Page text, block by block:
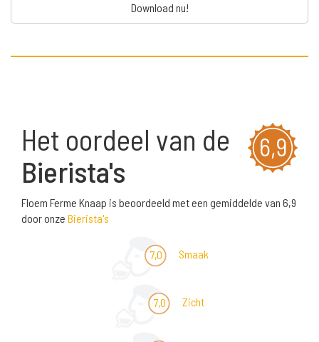
Download nu!
6,9
Het oordeel van de
Bierista's
Floem Ferme Knaap is beoordeeld met een gemiddelde van 6,9
door onze Bierista's
7,0 Smaak
7,0 Zicht